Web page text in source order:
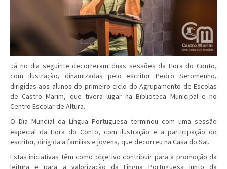
Já no dia seguinte decorreram duas sessões da Hora do Conto,
com ilustração, dinamizadas pelo escritor Pedro Seromenho,
dirigidas aos alunos do primeiro ciclo do Agrupamento de Escolas
de Castro Marim, que tivera lugar na Biblioteca Municipal e no
Centro Escolar de Altura.
O Dia Mundial da Língua Portuguesa terminou com uma sessão
especial da Hora do Conto, com ilustração e a participação do
escritor, dirigida a famílias e jovens, que decorreu na Casa do Sal.
Estas iniciativas têm como objetivo contribuir para a promoção da
leitura e para a valorização da Língua Portuguesa junto da